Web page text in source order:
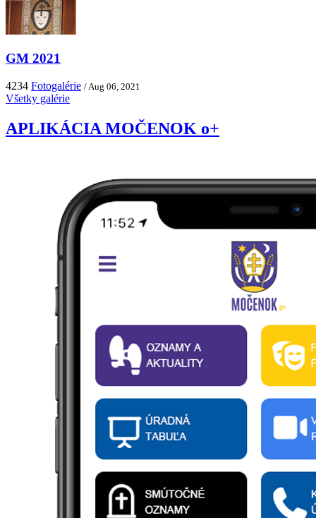
GM 2021
4234 Fotogalérie / Aug 06, 2021
Všetky galérie
APLIKÁCIA MOČENOK o+